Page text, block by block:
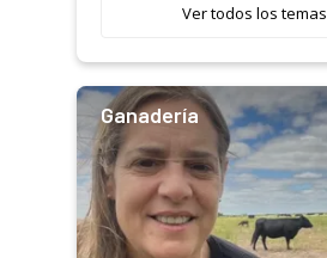
Ver todos los temas
Ganadería